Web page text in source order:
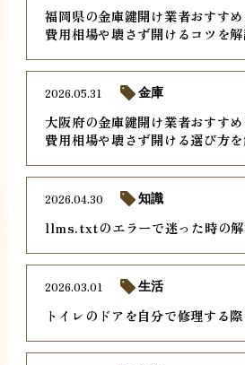
福岡県の金庫鍵開け業者おすす
費用相場や壊さず開けるコツを
大阪府の金庫鍵開け業者おすす
費用相場や壊さず開ける選び方
2026.05.31 金庫
llms.txtのエラーで迷った時の解
2026.04.30 知識
トイレのドアを自分で修理する
2026.03.01 生活